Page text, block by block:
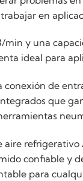
en
y una
ideal para
conexión de
que
aire
confiable y
para